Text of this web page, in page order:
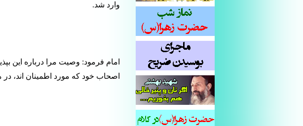
وارد شد.
امام فرمود: وصیت مرا درباره این
اصحاب خود که مورد اطمینان اند، در